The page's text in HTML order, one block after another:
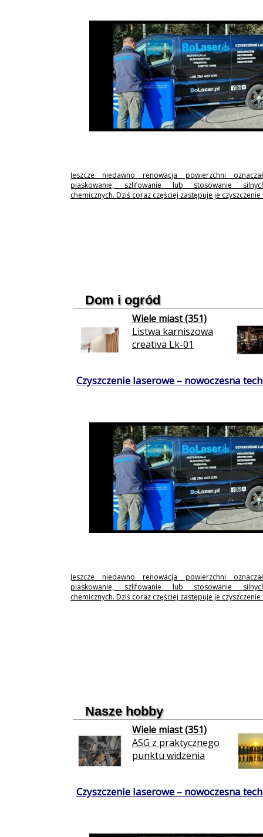
Jeszcze niedawno renowacja powierzchni
piaskowanie, szlifowanie lub stosowanie
chemicznych. Dziś coraz częściej zastępuje je
Dom i ogród
Wiele miast (351)
Listwa karniszowa
creativa Lk-01
Czyszczenie laserowe – nowoczesna
Jeszcze niedawno renowacja powierzchni
piaskowanie, szlifowanie lub stosowanie
chemicznych. Dziś coraz częściej zastępuje je
Nasze hobby
Wiele miast (351)
ASG z praktycznego
punktu widzenia
Czyszczenie laserowe – nowoczesna